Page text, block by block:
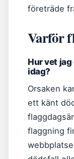
företräde
Varför
Hur vet
idag?
Orsaken
ett känt
flaggning